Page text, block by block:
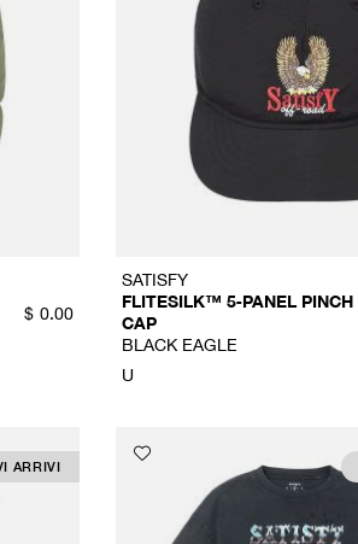
$ 0.00
SATISFY
FLITESILK™ 5‑PANEL PINCH
CAP
BLACK EAGLE
U
ARRIVI